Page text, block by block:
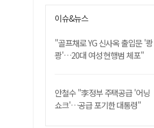
이슈&뉴스
"골프채로 YG 신사옥 출입문 '쾅
쾅'…20대 여성 현행범 체포"
안철수 "李정부 주택공급 '어닝
쇼크'…공급 포기한 대통령"